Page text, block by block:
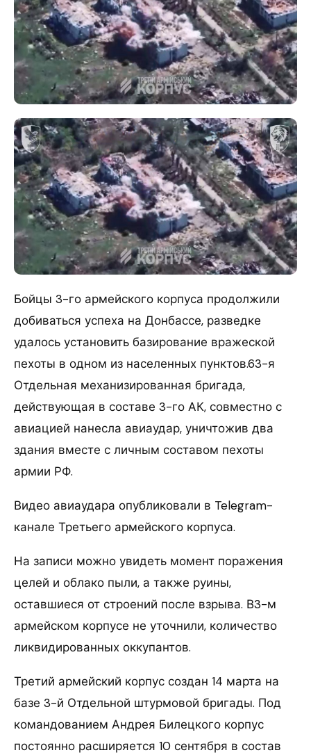
Бойцы 3-го армейского корпуса продолжили
добиваться успеха на Донбассе, разведке
удалось установить базирование вражеской
пехоты в одном из населенных пунктов.63-я
Отдельная механизированная бригада,
действующая в составе 3-го АК, совместно с
авиацией нанесла авиаудар, уничтожив два
здания вместе с личным составом пехоты
армии РФ.
Видео авиаудара опубликовали в Telegram-
канале Третьего армейского корпуса.
На записи можно увидеть момент поражения
целей и облако пыли, а также руины,
оставшиеся от строений после взрыва. В3-м
армейском корпусе не уточнили, количество
ликвидированных оккупантов.
Третий армейский корпус создан 14 марта на
базе 3-й Отдельной штурмовой бригады. Под
командованием Андрея Билецкого корпус
постоянно расширяется 10 сентября в состав